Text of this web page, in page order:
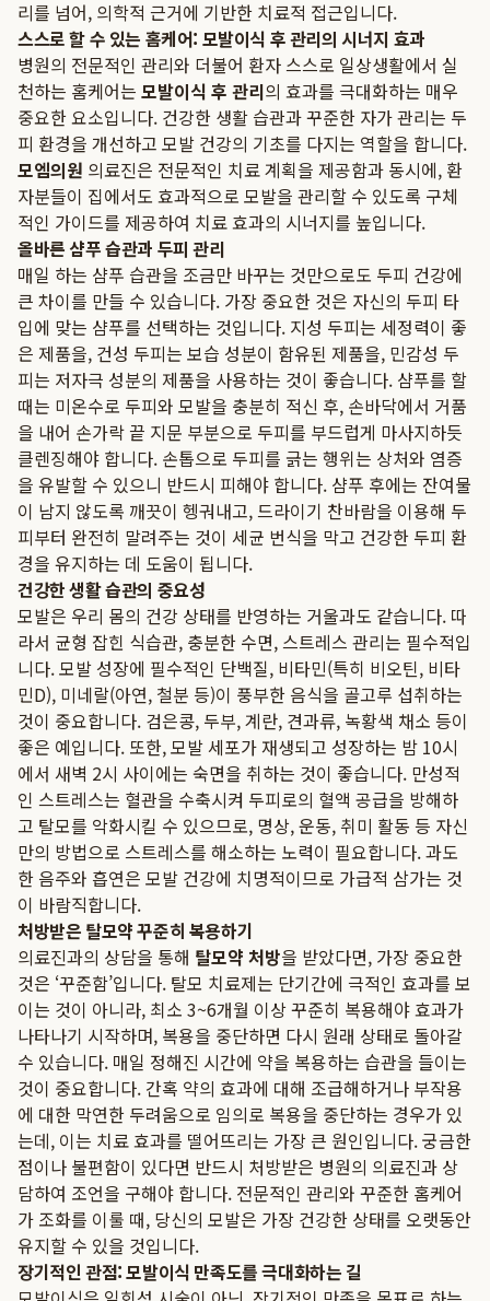
리를 넘어, 의학적 근거에 기반한 치료적 접근입니다.
스스로 할 수 있는 홈케어: 모발이식 후 관리의 시너지 효과
병원의 전문적인 관리와 더불어 환자 스스로 일상생활에서 실
천하는 홈케어는 모발이식 후 관리의 효과를 극대화하는 매우
중요한 요소입니다. 건강한 생활 습관과 꾸준한 자가 관리는 두
피 환경을 개선하고 모발 건강의 기초를 다지는 역할을 합니다.
모엠의원 의료진은 전문적인 치료 계획을 제공함과 동시에, 환
자분들이 집에서도 효과적으로 모발을 관리할 수 있도록 구체
적인 가이드를 제공하여 치료 효과의 시너지를 높입니다.
올바른 샴푸 습관과 두피 관리
매일 하는 샴푸 습관을 조금만 바꾸는 것만으로도 두피 건강에
큰 차이를 만들 수 있습니다. 가장 중요한 것은 자신의 두피 타
입에 맞는 샴푸를 선택하는 것입니다. 지성 두피는 세정력이 좋
은 제품을, 건성 두피는 보습 성분이 함유된 제품을, 민감성 두
피는 저자극 성분의 제품을 사용하는 것이 좋습니다. 샴푸를 할
때는 미온수로 두피와 모발을 충분히 적신 후, 손바닥에서 거품
을 내어 손가락 끝 지문 부분으로 두피를 부드럽게 마사지하듯
클렌징해야 합니다. 손톱으로 두피를 긁는 행위는 상처와 염증
을 유발할 수 있으니 반드시 피해야 합니다. 샴푸 후에는 잔여물
이 남지 않도록 깨끗이 헹궈내고, 드라이기 찬바람을 이용해 두
피부터 완전히 말려주는 것이 세균 번식을 막고 건강한 두피 환
경을 유지하는 데 도움이 됩니다.
건강한 생활 습관의 중요성
모발은 우리 몸의 건강 상태를 반영하는 거울과도 같습니다. 따
라서 균형 잡힌 식습관, 충분한 수면, 스트레스 관리는 필수적입
니다. 모발 성장에 필수적인 단백질, 비타민(특히 비오틴, 비타
민D), 미네랄(아연, 철분 등)이 풍부한 음식을 골고루 섭취하는
것이 중요합니다. 검은콩, 두부, 계란, 견과류, 녹황색 채소 등이
좋은 예입니다. 또한, 모발 세포가 재생되고 성장하는 밤 10시
에서 새벽 2시 사이에는 숙면을 취하는 것이 좋습니다. 만성적
인 스트레스는 혈관을 수축시켜 두피로의 혈액 공급을 방해하
고 탈모를 악화시킬 수 있으므로, 명상, 운동, 취미 활동 등 자신
만의 방법으로 스트레스를 해소하는 노력이 필요합니다. 과도
한 음주와 흡연은 모발 건강에 치명적이므로 가급적 삼가는 것
이 바람직합니다.
처방받은 탈모약 꾸준히 복용하기
의료진과의 상담을 통해 탈모약 처방을 받았다면, 가장 중요한
것은 ‘꾸준함’입니다. 탈모 치료제는 단기간에 극적인 효과를 보
이는 것이 아니라, 최소 3~6개월 이상 꾸준히 복용해야 효과가
나타나기 시작하며, 복용을 중단하면 다시 원래 상태로 돌아갈
수 있습니다. 매일 정해진 시간에 약을 복용하는 습관을 들이는
것이 중요합니다. 간혹 약의 효과에 대해 조급해하거나 부작용
에 대한 막연한 두려움으로 임의로 복용을 중단하는 경우가 있
는데, 이는 치료 효과를 떨어뜨리는 가장 큰 원인입니다. 궁금한
점이나 불편함이 있다면 반드시 처방받은 병원의 의료진과 상
담하여 조언을 구해야 합니다. 전문적인 관리와 꾸준한 홈케어
가 조화를 이룰 때, 당신의 모발은 가장 건강한 상태를 오랫동안
유지할 수 있을 것입니다.
장기적인 관점: 모발이식 만족도를 극대화하는 길